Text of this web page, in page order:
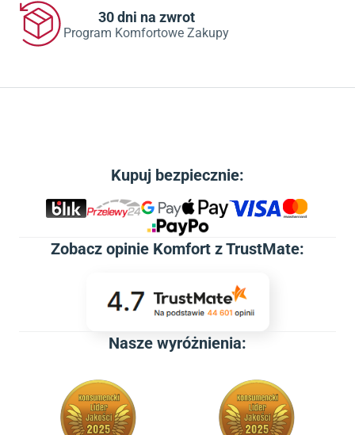
30 dni na zwrot
Program Komfortowe Zakupy
Kupuj bezpiecznie:
Zobacz opinie Komfort z TrustMate:
Nasze wyróżnienia: